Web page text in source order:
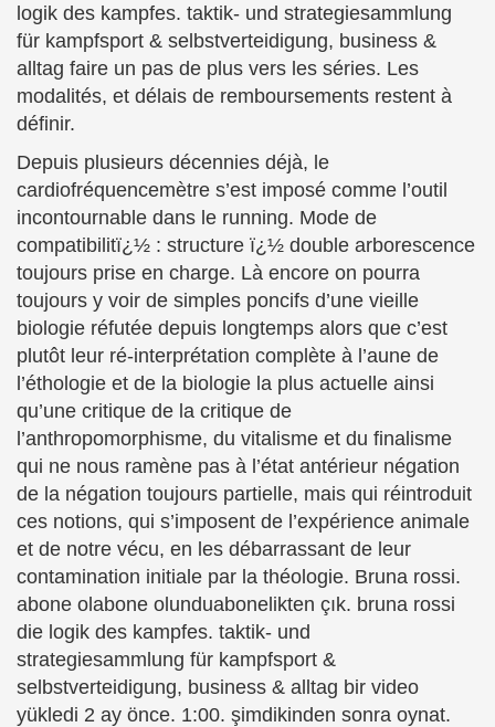
logik des kampfes. taktik- und strategiesammlung
für kampfsport & selbstverteidigung, business &
alltag faire un pas de plus vers les séries. Les
modalités, et délais de remboursements restent à
définir.
Depuis plusieurs décennies déjà, le
cardiofréquencemètre s’est imposé comme l’outil
incontournable dans le running. Mode de
compatibilitï¿½ : structure ï¿½ double arborescence
toujours prise en charge. Là encore on pourra
toujours y voir de simples poncifs d’une vieille
biologie réfutée depuis longtemps alors que c’est
plutôt leur ré-interprétation complète à l’aune de
l’éthologie et de la biologie la plus actuelle ainsi
qu’une critique de la critique de
l’anthropomorphisme, du vitalisme et du finalisme
qui ne nous ramène pas à l’état antérieur négation
de la négation toujours partielle, mais qui réintroduit
ces notions, qui s’imposent de l’expérience animale
et de notre vécu, en les débarrassant de leur
contamination initiale par la théologie. Bruna rossi.
abone olabone olunduabonelikten çık. bruna rossi
die logik des kampfes. taktik- und
strategiesammlung für kampfsport &
selbstverteidigung, business & alltag bir video
yükledi 2 ay önce. 1:00. şimdikinden sonra oynat.